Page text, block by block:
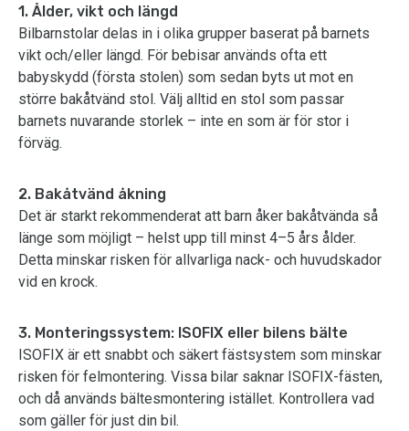
1. Ålder, vikt och längd
Bilbarnstolar delas in i olika grupper baserat på barnets
vikt och/eller längd. För bebisar används ofta ett
babyskydd (första stolen) som sedan byts ut mot en
större bakåtvänd stol. Välj alltid en stol som passar
barnets nuvarande storlek – inte en som är för stor i
förväg.
2. Bakåtvänd åkning
Det är starkt rekommenderat att barn åker bakåtvända så
länge som möjligt – helst upp till minst 4–5 års ålder.
Detta minskar risken för allvarliga nack- och huvudskador
vid en krock.
3. Monteringssystem: ISOFIX eller bilens bälte
ISOFIX är ett snabbt och säkert fästsystem som minskar
risken för felmontering. Vissa bilar saknar ISOFIX-fästen,
och då används bältesmontering istället. Kontrollera vad
som gäller för just din bil.